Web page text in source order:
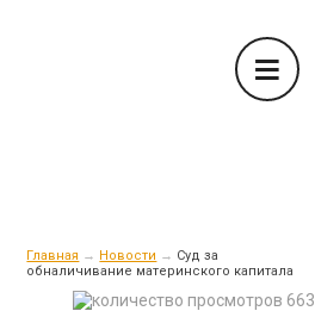
Главная → Новости → Суд за
обналичивание материнского капитала
663